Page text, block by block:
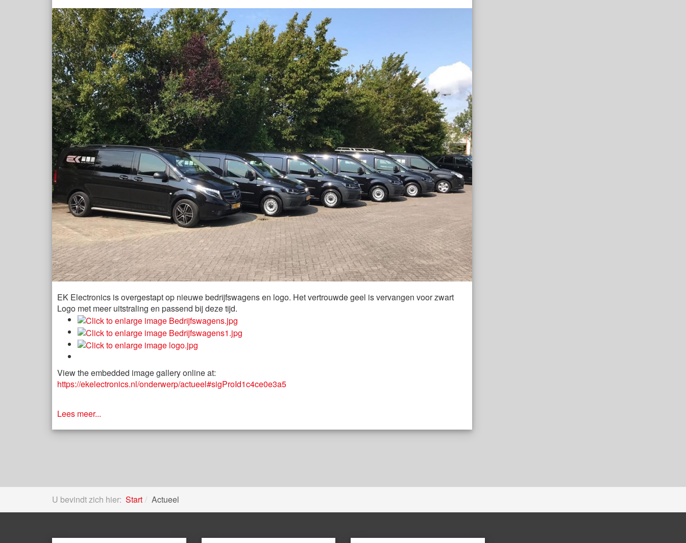
EK Electronics is overgestapt op nieuwe bedrijfswagens en logo. Het vertrouwde geel is vervangen voor zwart
Logo met meer uitstraling en passend bij deze tijd.
View the embedded image gallery online at:
https://ekelectronics.nl/onderwerp/actueel#sigProId1c4ce0e3a5
Lees meer...
U bevindt zich hier: Start Actueel